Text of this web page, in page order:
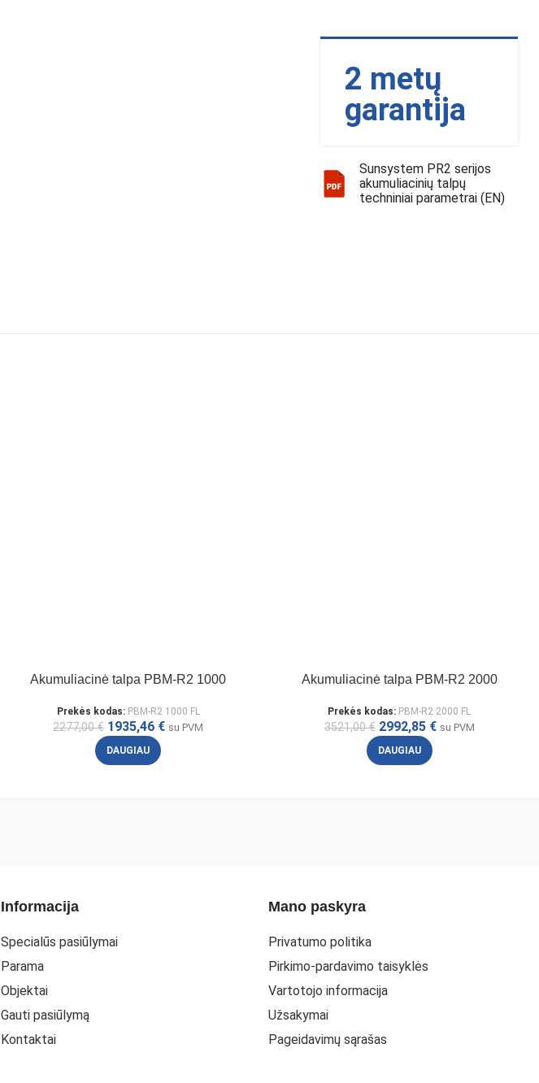
2 metų
garantija
Sunsystem PR2 serijos
akumuliacinių talpų
techniniai parametrai (EN)
Akumuliacinė talpa PBM-R2 1000
Prekės kodas: PBM-R2 1000 FL
2277,00€ 1935,46 € su PVM
DAUGIAU
Akumuliacinė talpa PBM-R2 2000
Prekės kodas: PBM-R2 2000 FL
3521,00€ 2992,85 € su PVM
DAUGIAU
Informacija
Specialūs pasiūlymai
Parama
Objektai
Gauti pasiūlymą
Kontaktai
Mano paskyra
Privatumo politika
Pirkimo-pardavimo taisyklės
Vartotojo informacija
Užsakymai
Pageidavimų sąrašas